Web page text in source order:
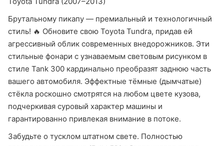
Брутальному пикапу — премиальный и технологичный
стиль! 🔥 Обновите свою Toyota Tundra, придав ей
агрессивный облик современных внедорожников. Эти
стильные фонари с узнаваемым световым рисунком в
стиле Tank 300 кардинально преобразят заднюю часть
вашего автомобиля. Эффектные тёмные (дымчатые)
стёкла роскошно смотрятся на любом цвете кузова,
подчеркивая суровый характер машины и
гарантированно привлекая внимание в потоке.
Забудьте о тусклом штатном свете. Полностью